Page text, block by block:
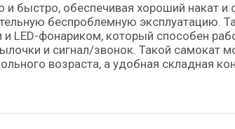
быстро, обеспечивая хороший накат и
беспроблемную эксплуатацию.
LED-фонариком, который способен
и сигнал/звонок. Такой самокат
возраста, а удобная складная